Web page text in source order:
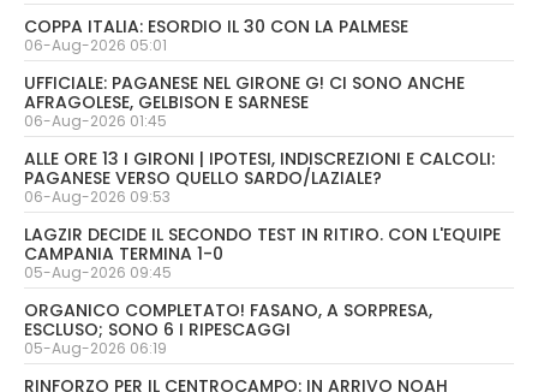
COPPA ITALIA: ESORDIO IL 30 CON LA PALMESE
06-Aug-2026 05:01
UFFICIALE: PAGANESE NEL GIRONE G! CI SONO ANCHE
AFRAGOLESE, GELBISON E SARNESE
06-Aug-2026 01:45
ALLE ORE 13 I GIRONI | IPOTESI, INDISCREZIONI E CALCOLI:
PAGANESE VERSO QUELLO SARDO/LAZIALE?
06-Aug-2026 09:53
LAGZIR DECIDE IL SECONDO TEST IN RITIRO. CON L'EQUIPE
CAMPANIA TERMINA 1-0
05-Aug-2026 09:45
ORGANICO COMPLETATO! FASANO, A SORPRESA,
ESCLUSO; SONO 6 I RIPESCAGGI
05-Aug-2026 06:19
RINFORZO PER IL CENTROCAMPO: IN ARRIVO NOAH